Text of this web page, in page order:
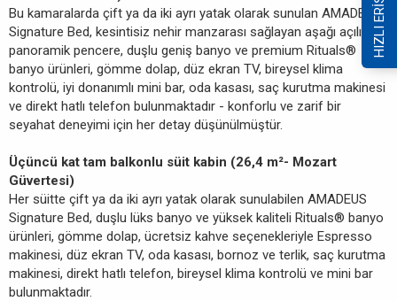
Bu kamaralarda çift ya da iki ayrı yatak olarak sunulan AMADEUS
Signature Bed, kesintisiz nehir manzarası sağlayan aşağı açılır
panoramik pencere, duşlu geniş banyo ve premium Rituals®
banyo ürünleri, gömme dolap, düz ekran TV, bireysel klima
kontrolü, iyi donanımlı mini bar, oda kasası, saç kurutma makinesi
ve direkt hatlı telefon bulunmaktadır - konforlu ve zarif bir
seyahat deneyimi için her detay düşünülmüştür.
Üçüncü kat tam balkonlu süit kabin (26,4 m²- Mozart
Güvertesi)
Her süitte çift ya da iki ayrı yatak olarak sunulabilen AMADEUS
Signature Bed, duşlu lüks banyo ve yüksek kaliteli Rituals® banyo
ürünleri, gömme dolap, ücretsiz kahve seçenekleriyle Espresso
makinesi, düz ekran TV, oda kasası, bornoz ve terlik, saç kurutma
makinesi, direkt hatlı telefon, bireysel klima kontrolü ve mini bar
bulunmaktadır.
HIZLI ERİŞİM